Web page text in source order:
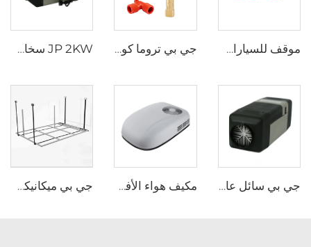
موقف للسيارات كل شيء في واحد مكيف الهواء 24v للشاحنة RV قارب جي بي تروما كومبي هيترمعدات الاكسسوارات تثبيت الأنابيب الصمام الآمن الصمام التحكم في درجة الحرارة صمام الصرف الصمام JP 2KW سخان غاز 12V البنزين سخان البنزين سخانات وقوف السيارات
جي بي سائل عالي الجودة 4 كيلوواط 24 فولت سخان وقوف السيارات للقوارب مكيف هواء الأفضل مبيعًا لوقوف السيارات، مكيف هواء مثبت على السقف بجهد 115 فولت للشاحنات، مكيف هواء ومبرد بتردد 60 هرتز جي بي ميكانيكي التبديل RV مركبة ترفيهية سيارة منزل ملحقات RV الأجهزة كامبر فان DIY الكهربائية الألومنيوم سرير مصعد